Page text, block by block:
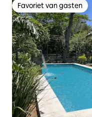
Favoriet van gasten
Favoriet van gasten